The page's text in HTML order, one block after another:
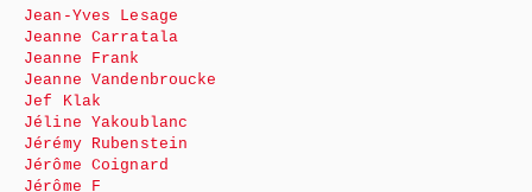
Jean-Yves Lesage
Jeanne Carratala
Jeanne Frank
Jeanne Vandenbroucke
Jef Klak
Jéline Yakoublanc
Jérémy Rubenstein
Jérôme Coignard
Jérôme F